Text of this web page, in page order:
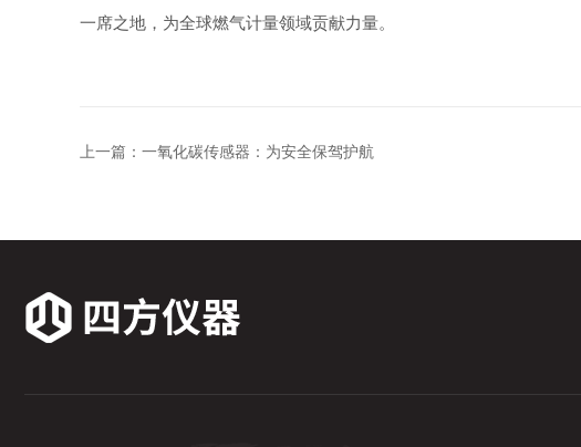
一席之地，为全球燃气计量领域贡献力量。
上一篇： 一氧化碳传感器：为安全保驾护航